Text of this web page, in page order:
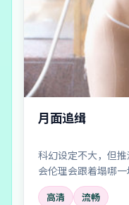
月面追缉
科幻设定不大，但
会伦理会跟着塌哪
众。
高清
流畅